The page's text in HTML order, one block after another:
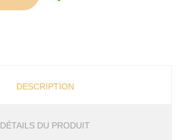
DESCRIPTION
DÉTAILS DU PRODUIT